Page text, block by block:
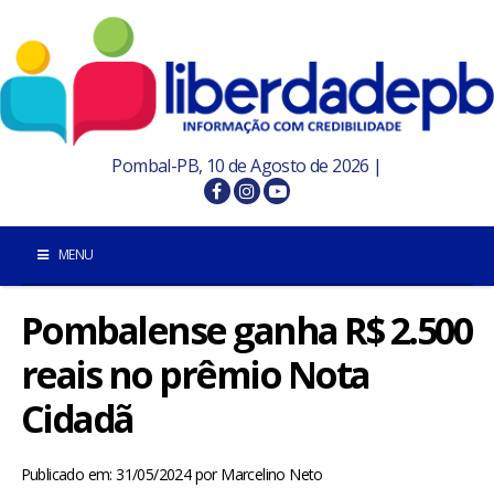
Pombal-PB, 10 de Agosto de 2026 |
MENU
POMBAL E REGIÃO
Pombalense ganha R$ 2.500
reais no prêmio Nota
Cidadã
Publicado em: 31/05/2024porMarcelino Neto